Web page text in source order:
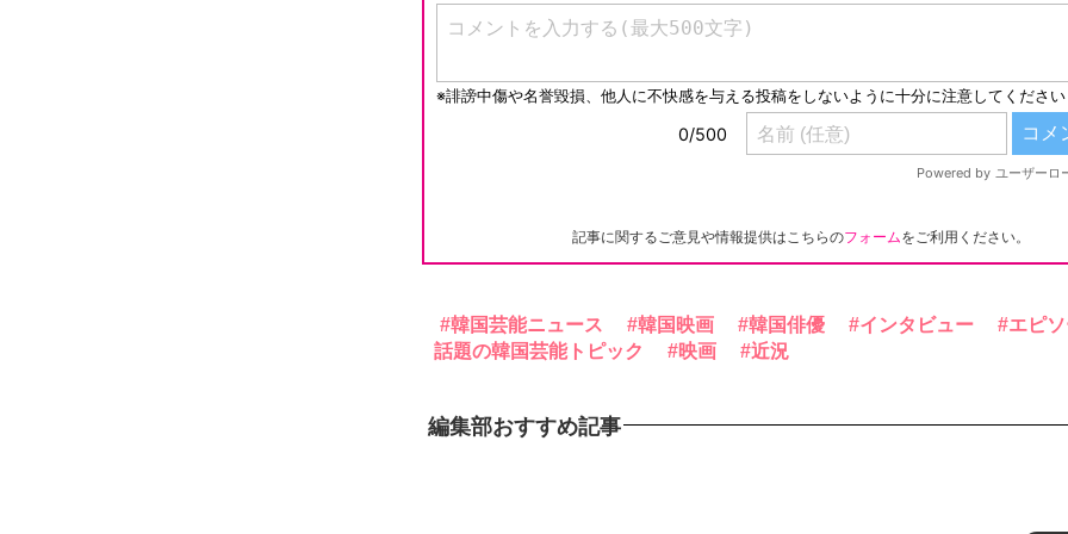
記事に関するご意見や情報提供はこちらのフォームをご利用ください。
韓国芸能ニュース 韓国映画 韓国俳優 インタビュー
エピ
話題の韓国芸能トピック
映画 近況
編集部おすすめ記事